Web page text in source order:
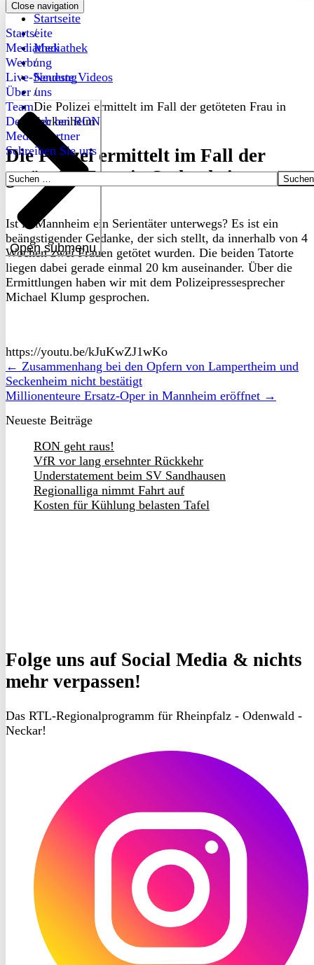
Close navigation
Startseite
Mediathek
Werbung
Live-Sendung
Über uns
Open submenu
Team
Dein Job bei RON
Medienpartner
Schreiben Sie uns
Suchen
nach:
Startseite
/
Mediathek
/
Neueste Videos
/
Die Polizei ermittelt im Fall der getöteten Frau in
Seckenheim
Die Polizei ermittelt im Fall der
getöteten Frau in Seckenheim
Ist in Mannheim ein Serientäter unterwegs? Es ist ein
beängstigender Gedanke, der sich stellt, da innerhalb von 4
Wochen zwei Frauen getötet wurden. Die beiden Tatorte
liegen dabei gerade einmal 20 km auseinander. Über die
Ermittlungen haben wir mit dem Polizeipressesprecher
Michael Klump gesprochen.
https://youtu.be/kJuKwZJ1wKo
← Zusammenhang bei den Opfern von Lampertheim und
Seckenheim nicht bestätigt
Millionenteure Ersatz-Oper in Mannheim eröffnet →
Neueste Beiträge
RON geht raus!
VfR vor lang ersehnter Rückkehr
Understatement beim SV Sandhausen
Regionalliga nimmt Fahrt auf
Kosten für Kühlung belasten Tafel
Folge uns auf Social Media & nichts
mehr verpassen!
Das RTL-Regionalprogramm für Rheinpfalz - Odenwald -
Neckar!
Instagram